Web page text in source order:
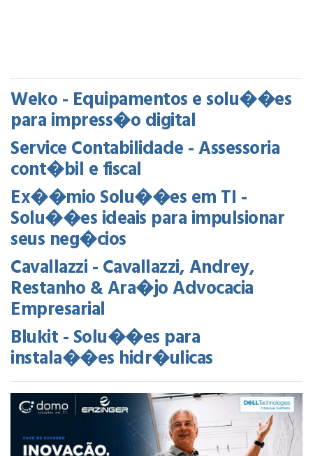
Weko - Equipamentos e solu��es
para impress�o digital
Service Contabilidade - Assessoria
cont�bil e fiscal
Ex��mio Solu��es em TI -
Solu��es ideais para impulsionar
seus neg�cios
Cavallazzi - Cavallazzi, Andrey,
Restanho & Ara�jo Advocacia
Empresarial
Blukit - Solu��es para
instala��es hidr�ulicas